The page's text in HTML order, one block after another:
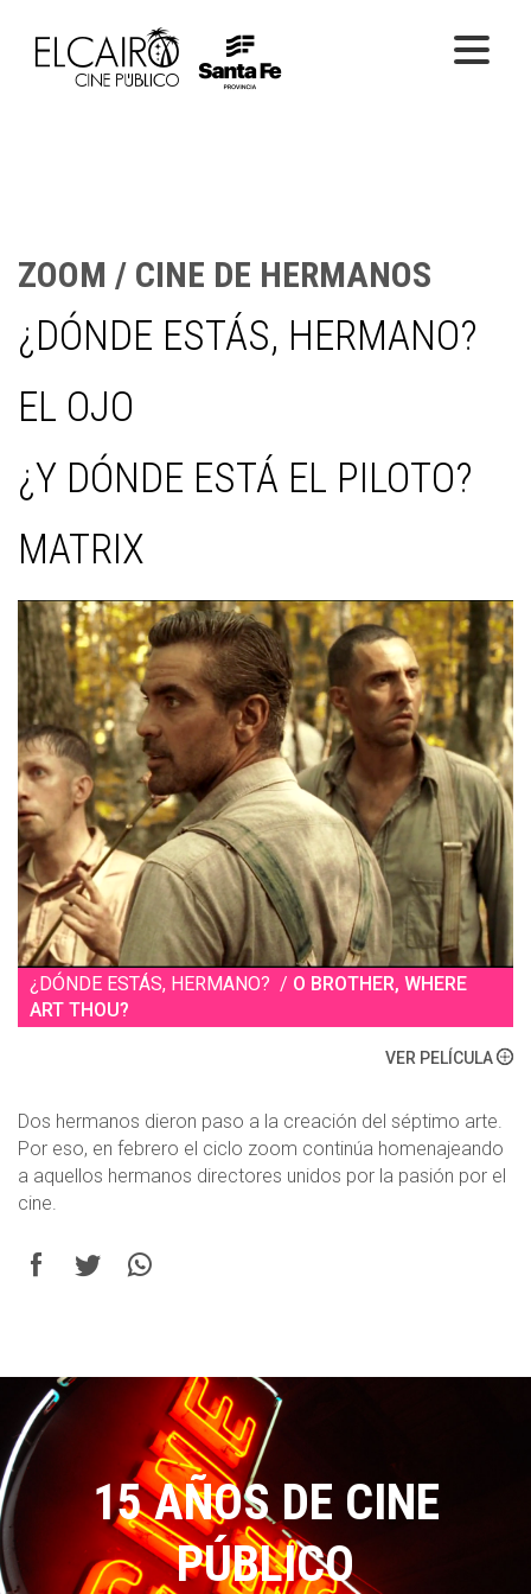
EL CINE
ZOOM / CINE DE HERMANOS
¿DÓNDE ESTÁS, HERMANO?
EL OJO
¿Y DÓNDE ESTÁ EL PILOTO?
MATRIX
¿DÓNDE ESTÁS, HERMANO? / O BROTHER, WHERE
ART THOU?
VER PELÍCULA
Dos hermanos dieron paso a la creación del séptimo arte.
Por eso, en febrero el ciclo zoom continúa homenajeando
a aquellos hermanos directores unidos por la pasión por el
cine.
15 AÑOS DE CINE
PÚBLICO